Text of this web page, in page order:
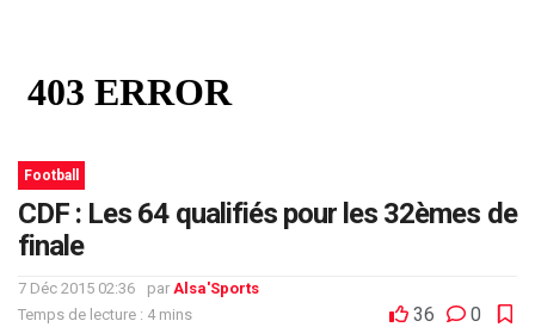
Football
CDF : Les 64 qualifiés pour les 32èmes de
finale
7 Déc 2015 02:36 par Alsa'Sports
Temps de lecture : 4 mins
36 0